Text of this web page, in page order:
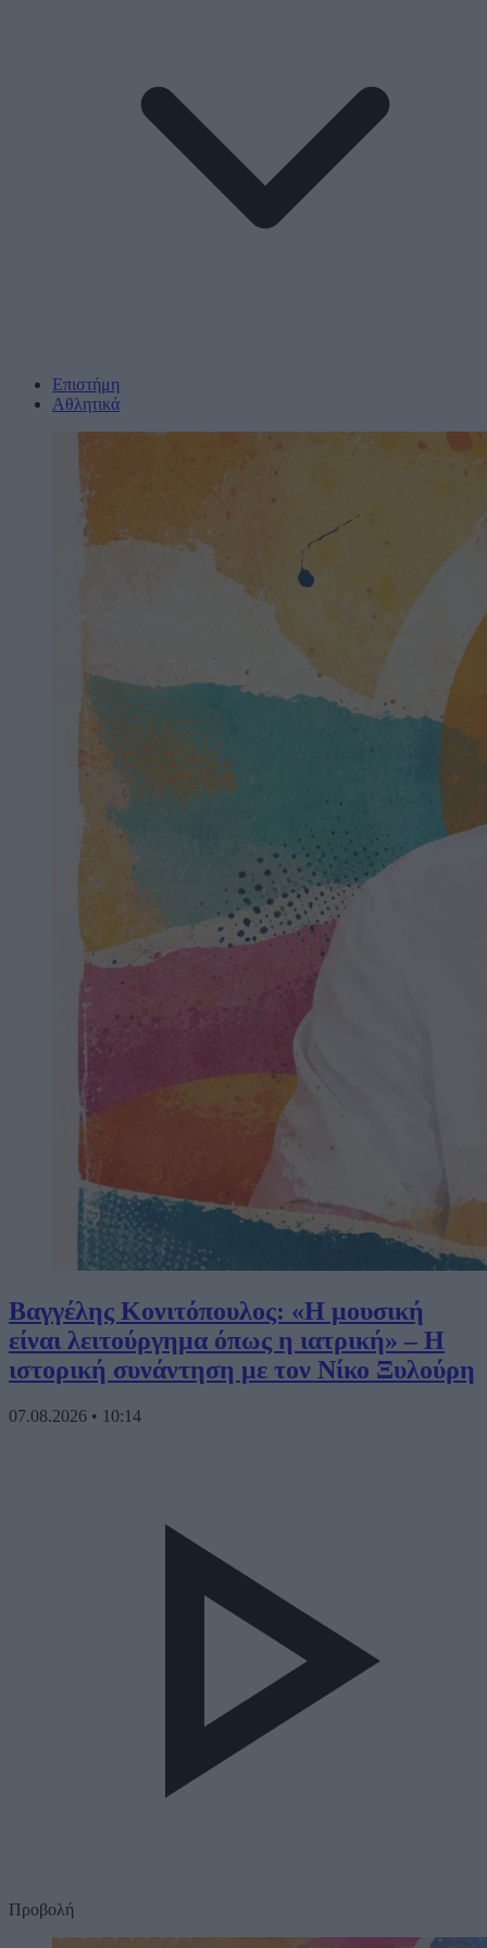
Επιστήμη
Αθλητικά
Βαγγέλης Κονιτόπουλος: «Η μουσική
είναι λειτούργημα όπως η ιατρική» – Η
ιστορική συνάντηση με τον Νίκο Ξυλούρη
07.08.2026 • 10:14
Προβολή